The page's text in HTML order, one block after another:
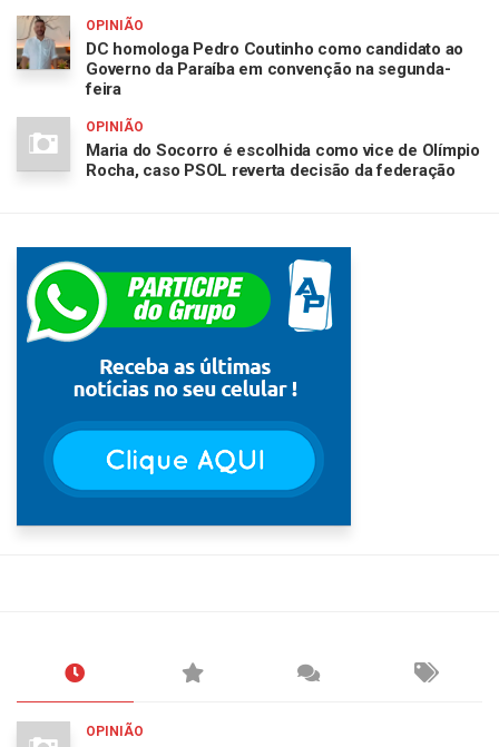
OPINIÃO
DC homologa Pedro Coutinho como candidato ao
Governo da Paraíba em convenção na segunda-
feira
OPINIÃO
Maria do Socorro é escolhida como vice de Olímpio
Rocha, caso PSOL reverta decisão da federação
OPINIÃO